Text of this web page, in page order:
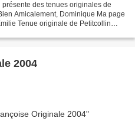
des tenues originales de
Amicalement, Dominique Ma page
Tenue originale de Petitcollin
2004